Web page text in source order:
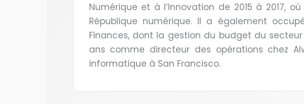
Numérique et à l’Innovation de 2015 à 2017,
République numérique. Il a également
Finances, dont la gestion du budget du
ans comme directeur des opérations chez
informatique à San Francisco.